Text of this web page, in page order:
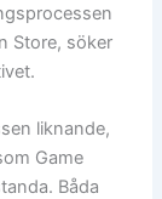
Store, söker
liknande,
Game
Båda